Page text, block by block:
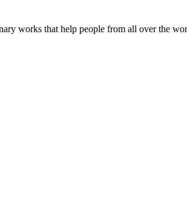
works that help people from all over the